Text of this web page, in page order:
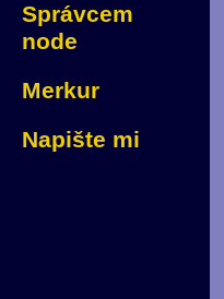
Správcem
node
Merkur
Napište mi